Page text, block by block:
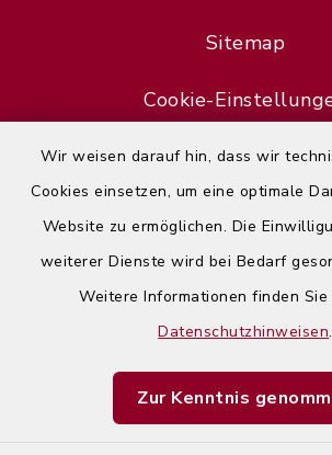
Wir weisen darauf hin, dass wir
Cookies einsetzen, um eine optimale
Website zu ermöglichen. Die
weiterer Dienste wird bei Bedarf
Weitere Informationen finden Sie
Datenschutzhinweisen.
Zur Kenntnis
Sitemap
Cookie-
Error
Failed to load
Refresh Page